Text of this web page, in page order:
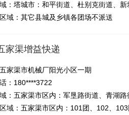
：塔城市：和平街道、杜别克街道、新
域：其它县城及乡镇各团场不派送
家渠增益快递
家渠市机械厂阳光小区一期
：180****3722
：五家渠市区内：军垦路街道、青湖
域：五家渠市区内：101团、102、103